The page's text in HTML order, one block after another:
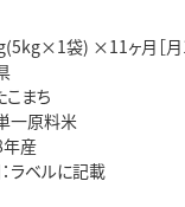
袋) ×11ヶ月［月
まち
一原料米
産
ラベルに記載